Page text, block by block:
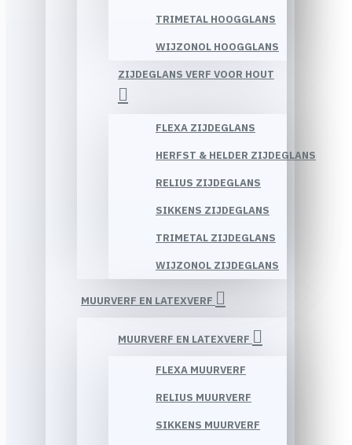
TRIMETAL HOOGGLANS
WIJZONOL HOOGGLANS
ZIJDEGLANS VERF VOOR HOUT
FLEXA ZIJDEGLANS
HERFST & HELDER ZIJDEGLANS
RELIUS ZIJDEGLANS
SIKKENS ZIJDEGLANS
TRIMETAL ZIJDEGLANS
WIJZONOL ZIJDEGLANS
MUURVERF EN LATEXVERF
MUURVERF EN LATEXVERF
FLEXA MUURVERF
RELIUS MUURVERF
SIKKENS MUURVERF